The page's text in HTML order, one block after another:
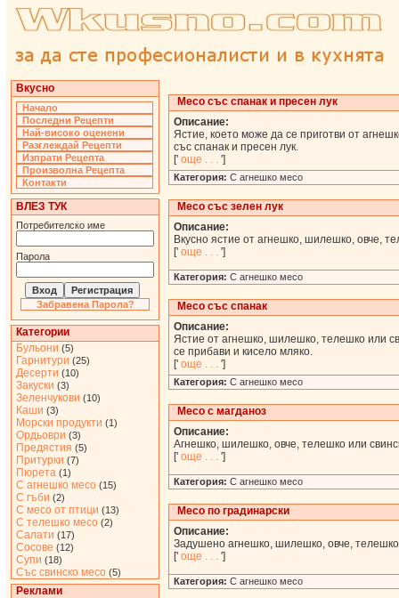
Вкусно
Начало
Последни Рецепти
Най-високо оценени
Разглеждай Рецепти
Изпрати Рецепта
Произволна Рецепта
Контакти
ВЛЕЗ ТУК
Потребителско име
Парола
Забравена Парола?
Категории
Бульони (5)
Гарнитури (25)
Десерти (10)
Закуски (3)
Зеленчукови (10)
Каши (3)
Морски продукти (1)
Ордьоври (3)
Предястия (5)
Притурки (7)
Пюрета (1)
С агнешко месо (15)
С гъби (2)
С месо от птици (13)
С телешко месо (2)
Салати (17)
Сосове (12)
Супи (18)
Със свинско месо (5)
Реклами
Месо със спанак и пресен лук
Описание:
Ястие, което може да се приготви от
със спанак и пресен лук.
[' още . . . ']
Категория: С агнешко месо
Месо със зелен лук
Описание:
Вкусно ястие от агнешко, шилешко, овче,
[' още . . . ']
Категория: С агнешко месо
Месо със спанак
Описание:
Ястие от агнешко, шилешко, телешко или
се прибави и кисело мляко.
[' още . . . ']
Категория: С агнешко месо
Месо с магданоз
Описание:
Агнешко, шилешко, овче, телешко или
[' още . . . ']
Категория: С агнешко месо
Месо по градинарски
Описание:
Задушено агнешко, шилешко, овче,
[' още . . . ']
Категория: С агнешко месо